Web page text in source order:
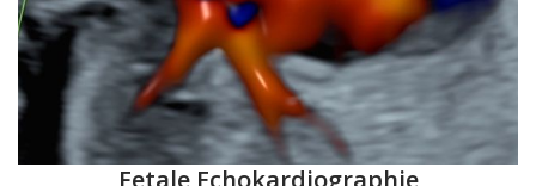
Fetale Echokardiographie